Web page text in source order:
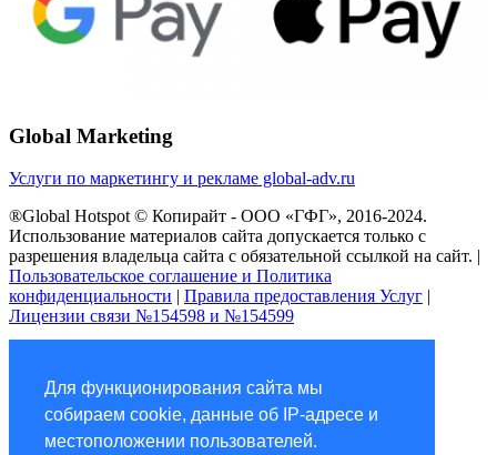
Для функционирования сайта мы
собираем cookie, данные об IP-адресе и
местоположении пользователей.
Global Marketing
Услуги по маркетингу и рекламе global-adv.ru
®Global Hotspot © Копирайт - ООО «ГФГ», 2016-2024.
Использование материалов сайта допускается только с
разрешения владельца сайта с обязательной ссылкой на сайт. |
Пользовательское соглашение и Политика
конфиденциальности
Правила предоставления Услуг
Лицензии связи №154598 и №154599
Прокрутить наверх